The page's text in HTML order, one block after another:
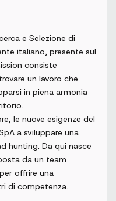
e Selezione di
italiano, presente sul
consiste
un lavoro che
in piena armonia
le nuove esigenze del
a sviluppare una
hunting. Da qui nasce
da un team
offrire una
di competenza.